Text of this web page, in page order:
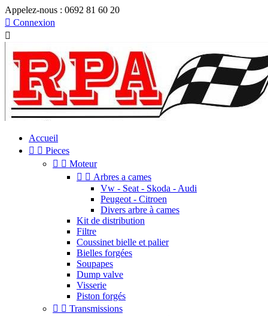
Appelez-nous : 0692 81 60 20
 Connexion

Accueil
  Pieces
  Moteur
  Arbres a cames
Vw - Seat - Skoda - Audi
Peugeot - Citroen
Divers arbre à cames
Kit de distribution
Filtre
Coussinet bielle et palier
Bielles forgées
Soupapes
Dump valve
Visserie
Piston forgés
  Transmissions